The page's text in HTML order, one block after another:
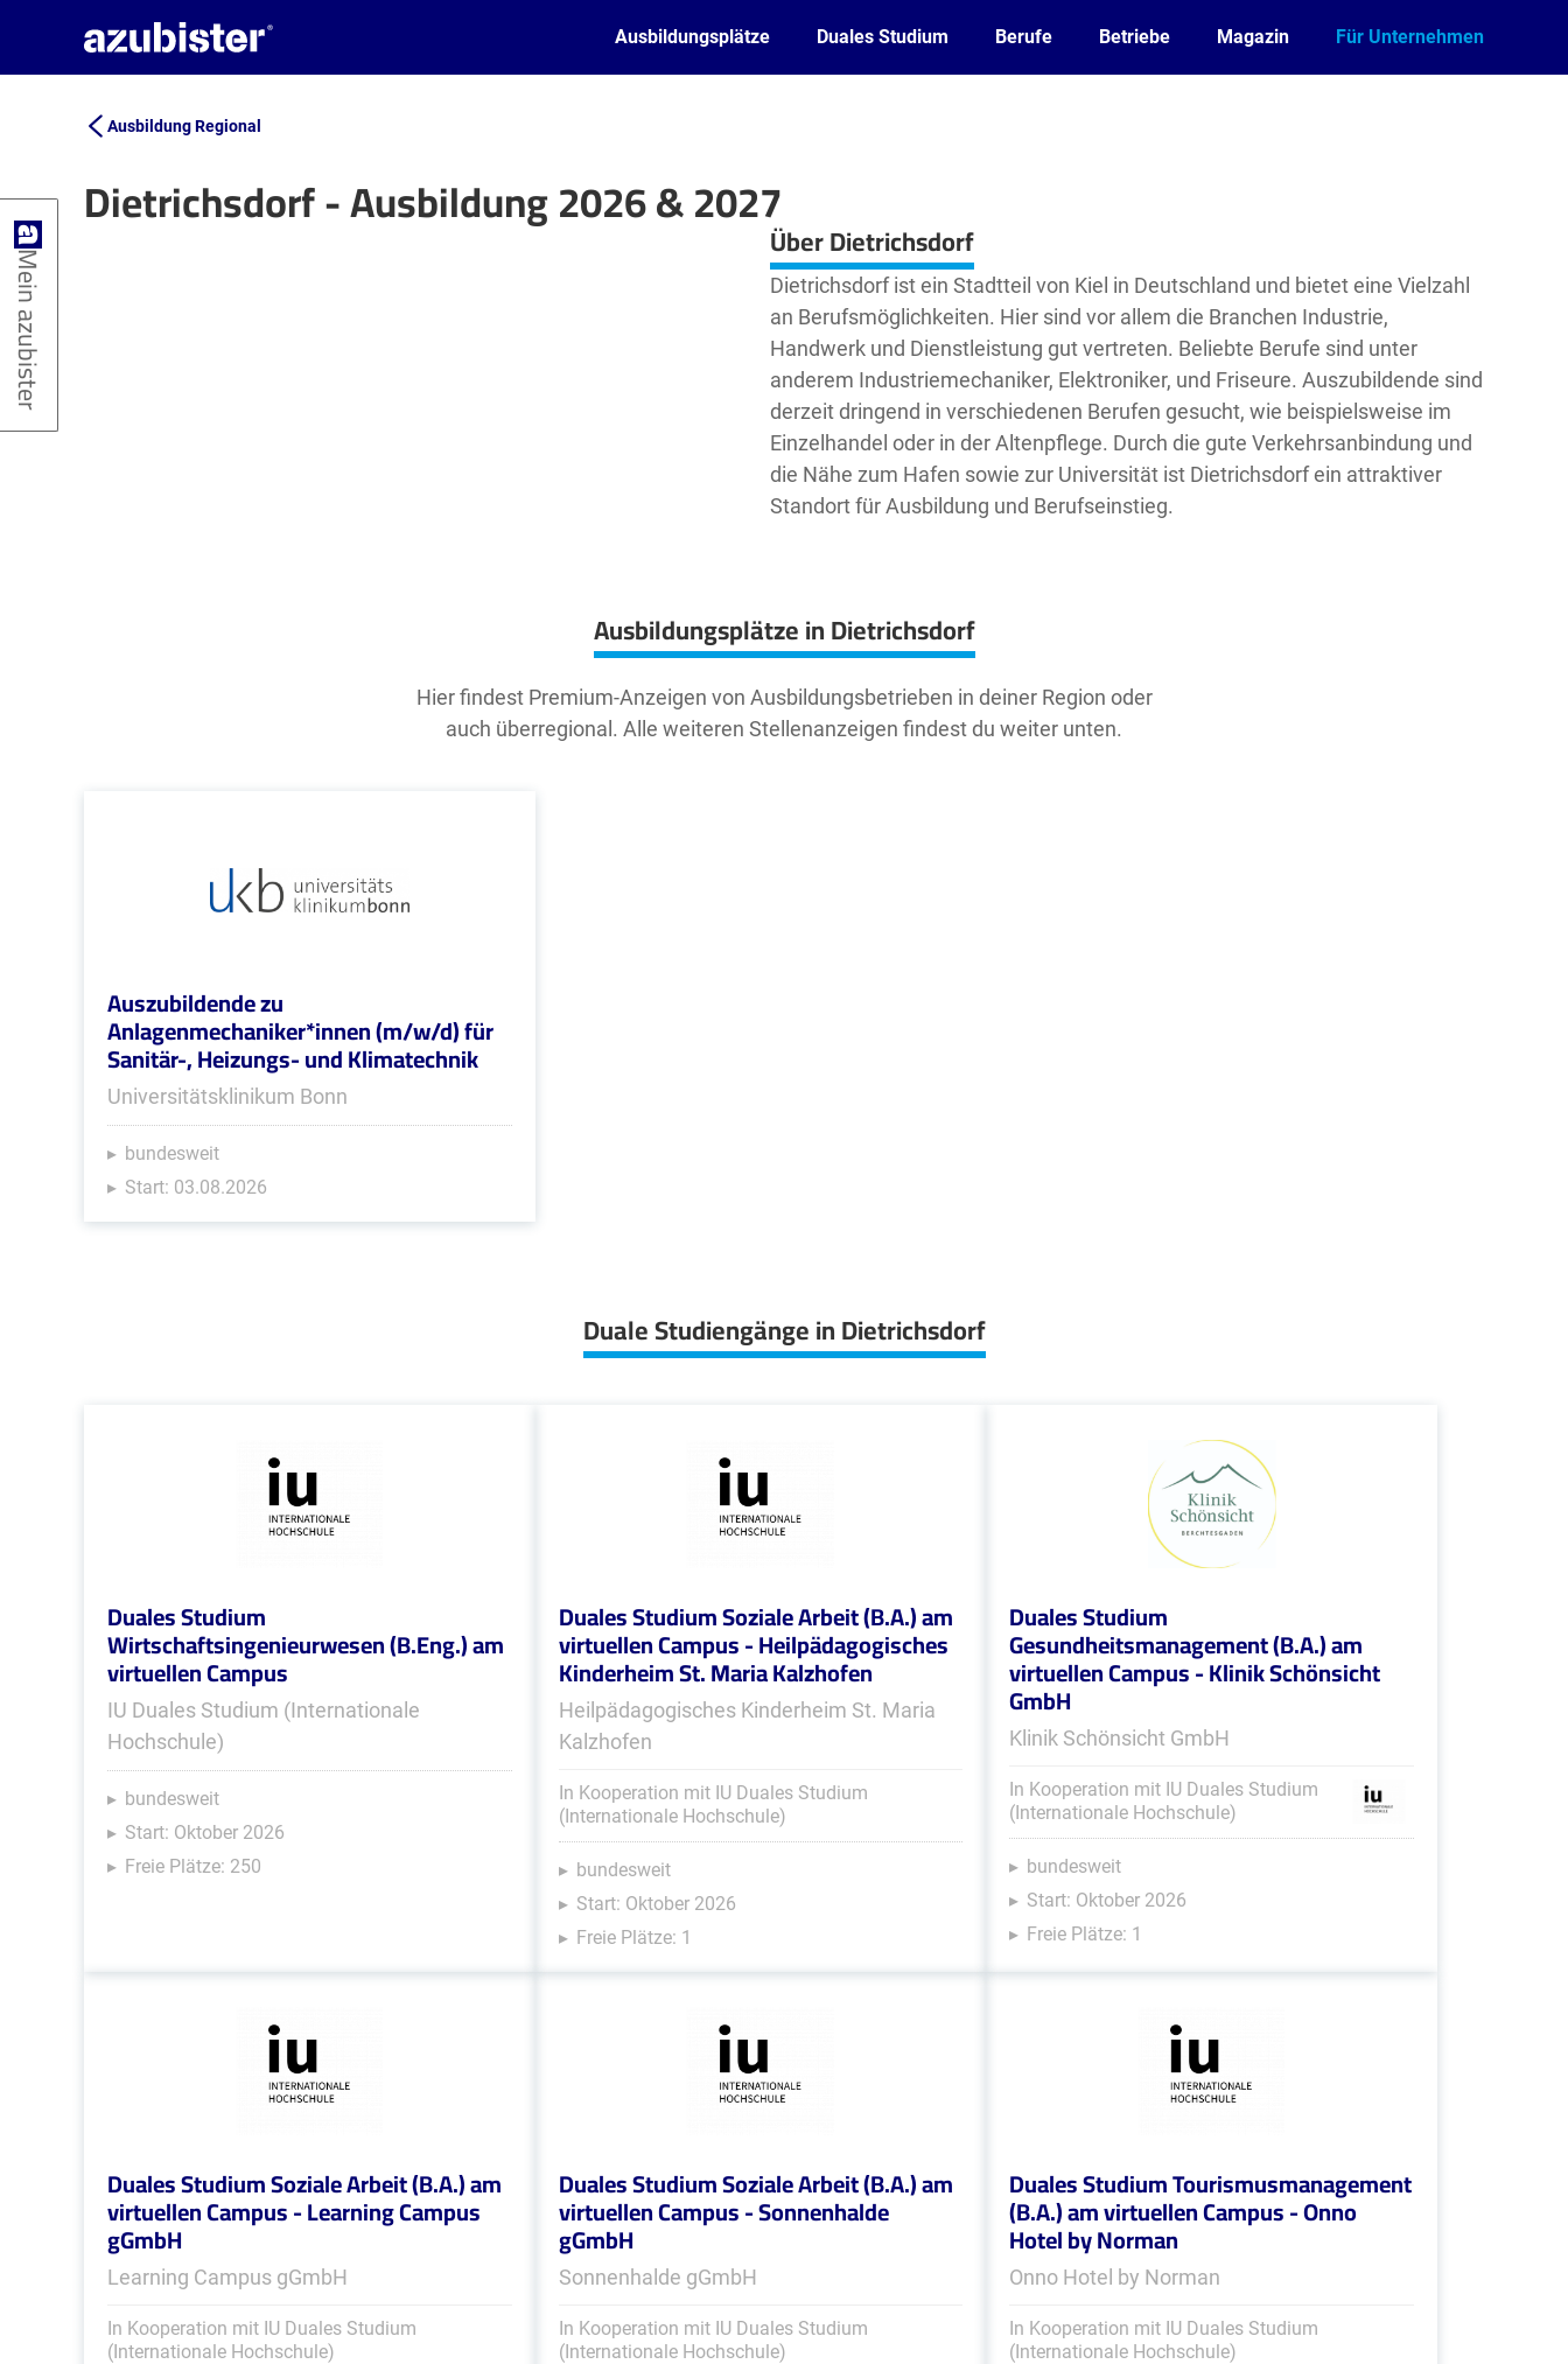
Ausbildungsplätze Duales Studium Berufe Betriebe Magazin Für Unternehmen
Ausbildung Regional
Dietrichsdorf - Ausbildung 2026 & 2027
Leaflet| ©OpenStreetMap2 contributors Über Dietrichsdorf
Dietrichsdorf ist ein Stadtteil von Kiel in Deutschland und bietet eine Vielzahl
an Berufsmöglichkeiten. Hier sind vor allem die Branchen Industrie,
Handwerk und Dienstleistung gut vertreten. Beliebte Berufe sind unter
anderem Industriemechaniker, Elektroniker, und Friseure. Auszubildende sind
derzeit dringend in verschiedenen Berufen gesucht, wie beispielsweise im
Einzelhandel oder in der Altenpflege. Durch die gute Verkehrsanbindung und
die Nähe zum Hafen sowie zur Universität ist Dietrichsdorf ein attraktiver
Standort für Ausbildung und Berufseinstieg.
Ausbildungsplätze in Dietrichsdorf
Hier findest Premium-Anzeigen von Ausbildungsbetrieben in deiner Region oder
auch überregional. Alle weiteren Stellenanzeigen findest du weiter unten.
Auszubildende zu
Anlagenmechaniker*innen (m/w/d) für
Sanitär-, Heizungs- und Klimatechnik
Universitätsklinikum Bonn
bundesweit
Start: 03.08.2026
Duale Studiengänge in Dietrichsdorf
Duales Studium
Wirtschaftsingenieurwesen (B.Eng.) am
virtuellen Campus
IU Duales Studium (Internationale
Hochschule)
bundesweit
Start: Oktober 2026
Freie Plätze: 250
Duales Studium Soziale Arbeit (B.A.) am
virtuellen Campus - Heilpädagogisches
Kinderheim St. Maria Kalzhofen
Heilpädagogisches Kinderheim St. Maria
Kalzhofen
In Kooperation mit IU Duales Studium
(Internationale Hochschule)
bundesweit
Start: Oktober 2026
Freie Plätze: 1
Duales Studium
Gesundheitsmanagement (B.A.) am
virtuellen Campus - Klinik Schönsicht
GmbH
Klinik Schönsicht GmbH
In Kooperation mit IU Duales Studium
(Internationale Hochschule)
bundesweit
Start: Oktober 2026
Freie Plätze: 1
Duales Studium Soziale Arbeit (B.A.) am
virtuellen Campus - Learning Campus
gGmbH
Learning Campus gGmbH
In Kooperation mit IU Duales Studium
(Internationale Hochschule)
Duales Studium Soziale Arbeit (B.A.) am
virtuellen Campus - Sonnenhalde
gGmbH
Sonnenhalde gGmbH
In Kooperation mit IU Duales Studium
(Internationale Hochschule)
Duales Studium Tourismusmanagement
(B.A.) am virtuellen Campus - Onno
Hotel by Norman
Onno Hotel by Norman
In Kooperation mit IU Duales Studium
(Internationale Hochschule)
Mein azubister